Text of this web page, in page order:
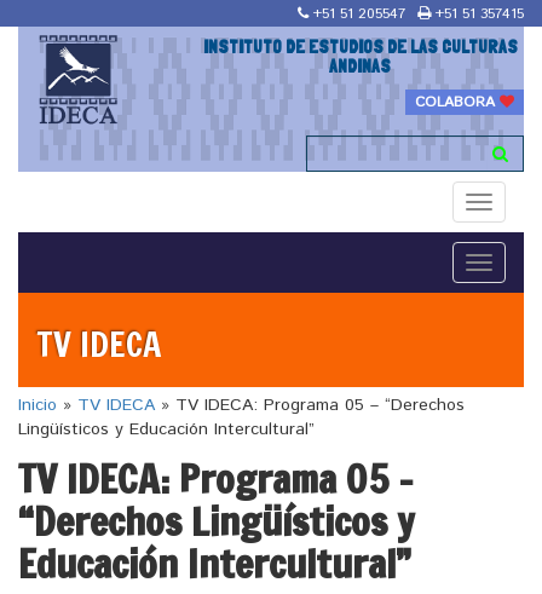
+51 51 205547 +51 51 357415
INSTITUTO DE ESTUDIOS DE LAS CULTURAS
ANDINAS
COLABORA
Toggle
Toggle
TV IDECA
Inicio » TV IDECA » TV IDECA: Programa 05 – “Derechos
Lingüísticos y Educación Intercultural”
TV IDECA: Programa 05 –
“Derechos Lingüísticos y
Educación Intercultural”